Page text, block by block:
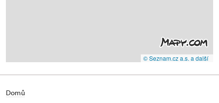
© Seznam.cz a.s. a další
Domů